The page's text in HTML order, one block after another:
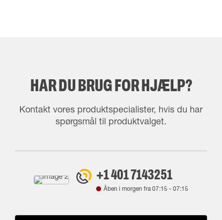
HAR DU BRUG FOR HJÆLP?
Kontakt vores produktspecialister, hvis du har
spørgsmål til produktvalget.
+1 401 7143251
Åben i morgen fra07:15 - 07:15